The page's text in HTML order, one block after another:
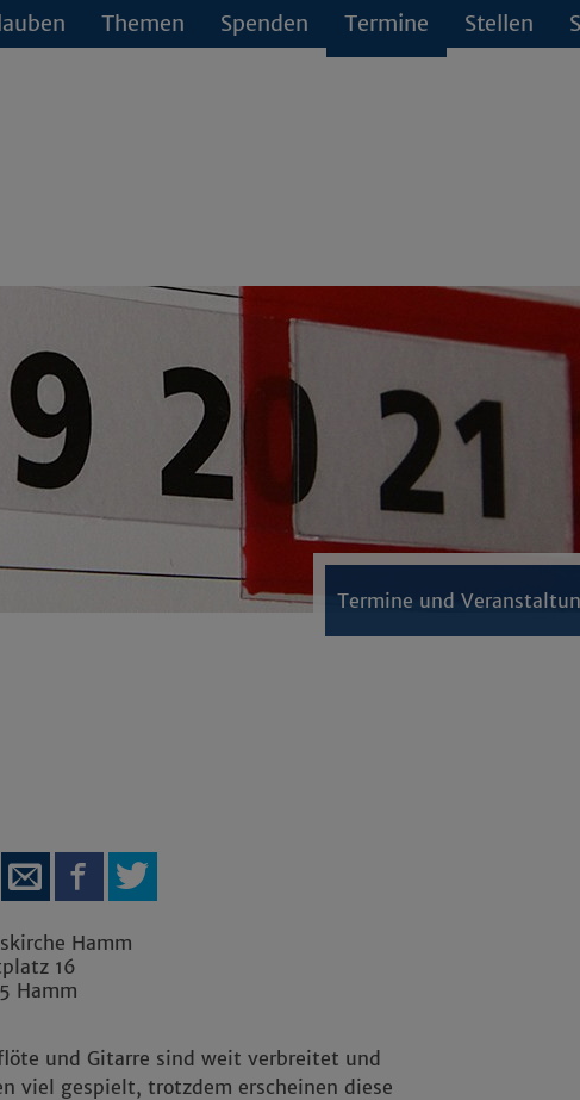
Themen Spenden Termine Stellen
Termine und
Hamm
16
Hamm
und Gitarre sind weit verbreitet und
viel gespielt, trotzdem erscheinen diese